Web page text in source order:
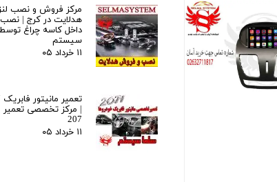
مرکز فروش و نصب
هدلایت در کرج | نصب
داخل کاسه چراغ
سیستم
۱۱ خرداد ۰۵
| مرکز تخصصی تعمیر
207
۱۱ خرداد ۰۵